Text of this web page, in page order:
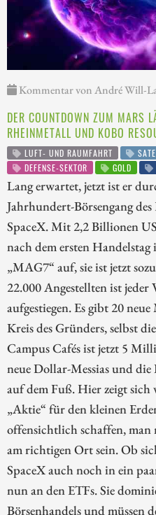
Kommentar von André Will-
DER COUNTDOWN ZUM MARS
RHEINMETALL UND KOBO
LUFT- UND RAUMFAHRT
DEFENSE-SEKTOR
GOLD
Lang erwartet, jetzt ist er
Jahrhundert-Börsengang
SpaceX. Mit 2,2 Billionen
nach dem ersten
„MAG7“ auf, sie ist jetzt
22.000 Angestellten ist
aufgestiegen. Es gibt 20
Kreis des Gründers, selbst
Campus Cafés ist jetzt 5
neue Dollar-Messias und
auf dem Fuß. Hier zeigt sich
„Aktie“ für den kleinen
offensichtlich schaffen,
am richtigen Ort sein. Ob
SpaceX auch noch in ein
nun an den ETFs. Sie
Börsenhandels und müssen